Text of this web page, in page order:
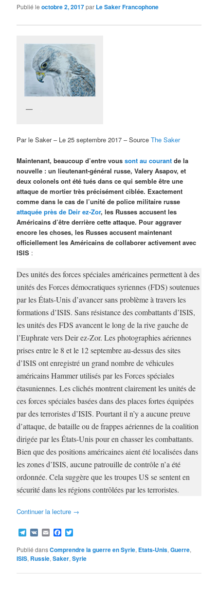
Publié leoctobre 2, 2017par Le Saker Francophone
Par le Saker – Le 25 septembre 2017 – SourceThe Saker
Maintenant, beaucoup d’entre voussont au courant de la
nouvelle : un lieutenant-général russe, Valery Asapov, et
deux colonels ont été tués dans ce qui semble être une
attaque de mortier très précisément ciblée. Exactement
comme dans le cas de l’unité de police militaire russe
attaquée près de Deir ez-Zor, les Russes accusent les
Américains d’être derrière cette attaque. Pour aggraver
encore les choses, les Russes accusent maintenant
officiellement les Américains de collaborer activement avec
ISIS :
Des unités des forces spéciales américaines permettent à des
unités des Forces démocratiques syriennes (FDS) soutenues
par les États-Unis d’avancer sans problème à travers les
formations d’ISIS. Sans résistance des combattants d’ISIS,
les unités des FDS avancent le long de la rive gauche de
l’Euphrate vers Deir ez-Zor. Les photographies aériennes
prises entre le 8 et le 12 septembre au-dessus des sites
d’ISIS ont enregistré un grand nombre de véhicules
américains Hammer utilisés par les Forces spéciales
étasuniennes. Les clichés montrent clairement les unités de
ces forces spéciales basées dans des places fortes équipées
par des terroristes d’ISIS. Pourtant il n’y a aucune preuve
d’attaque, de bataille ou de frappes aériennes de la coalition
dirigée par les États-Unis pour en chasser les combattants.
Bien que des positions américaines aient été localisées dans
les zones d’ISIS, aucune patrouille de contrôle n’a été
ordonnée. Cela suggère que les troupes US se sentent en
sécurité dans les régions contrôlées par les terroristes.
Continuer la lecture →
Telegram
VK EmailFacebook
Publié dansComprendre la guerre en Syrie, Etats-Unis,Guerre,
ISIS, Russie,Saker,Syrie